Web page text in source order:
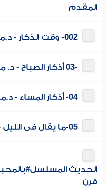
المقدم
002- وقت الذكار - د.محمد إسماعيل المقدم
-03 أذكار الصباح - د. محمد إسماعيل المقدم
04- أذكار المساء - د.محمد إسماعيل المقدم
05-ما يقال فى الليل - د.محمد إسماعيل المقدم
الحديث
قرن